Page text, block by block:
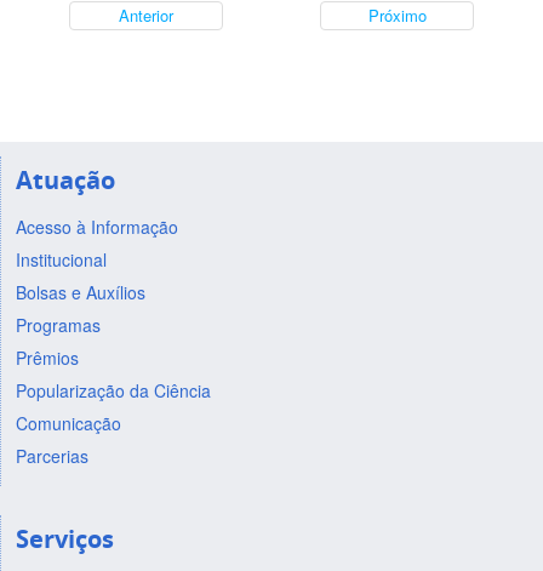
Anterior Próximo
Atuação
Acesso à Informação
Institucional
Bolsas e Auxílios
Programas
Prêmios
Popularização da Ciência
Comunicação
Parcerias
Serviços